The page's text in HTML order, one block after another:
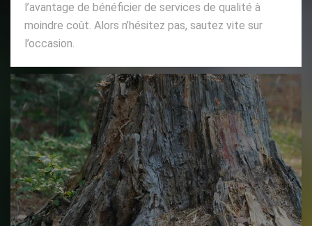
l’avantage de bénéficier de services de qualité à
moindre coût. Alors n’hésitez pas, sautez vite sur
l’occasion.